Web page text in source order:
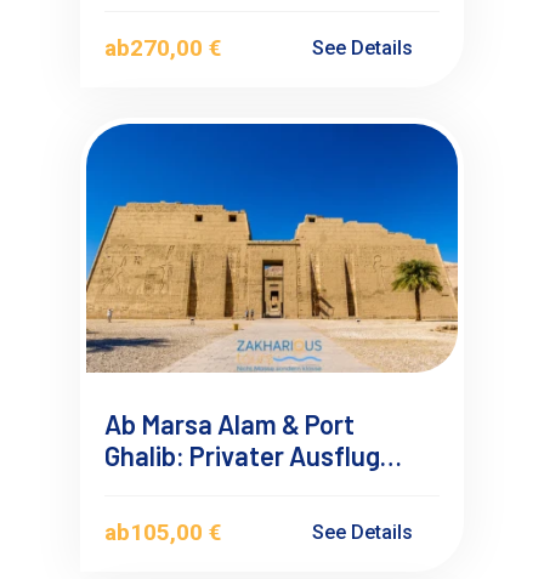
Übernachtung
ab270,00 € See Details
Ab Marsa Alam & Port
Ghalib: Privater Ausflug
ab105,00 € See Details